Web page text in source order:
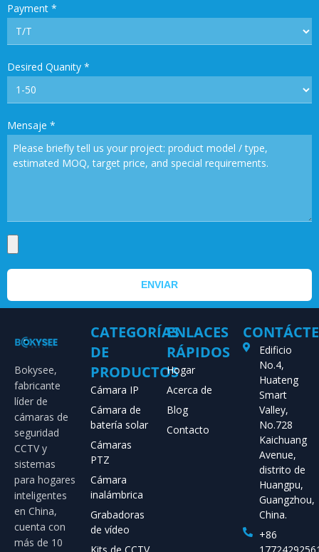
Payment *
Desired Quanity *
Mensaje *
ENVIAR
Bokysee,
fabricante
líder de
cámaras de
seguridad
CCTV y
sistemas
para hogares
inteligentes
en China,
cuenta con
más de 10
CATEGORÍAS
DE
PRODUCTOS
Cámara IP
Cámara de
batería solar
Cámaras
PTZ
Cámara
inalámbrica
Grabadoras
de vídeo
ENLACES
RÁPIDOS
Hogar
Acerca de
Blog
Contacto
Edificio
No.4,
Huateng
Smart
Valley,
No.728
Kaichuang
Avenue,
distrito de
Huangpu,
Guangzhou,
China.
+86